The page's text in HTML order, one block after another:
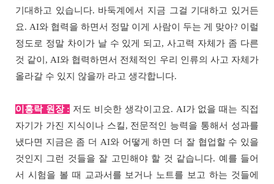
기대하고 있습니다. 바둑계에서 지금 그걸 기대하고 있거든
요. AI와 협력을 하면서 정말 이게 사람이 두는 게 맞아? 이럴
정도로 정말 차이가 날 수 있게 되고, 사고력 자체가 좀 다른
것 같이, AI와 협력하면서 전체적인 우리 인류의 사고 자체가
올라갈 수 있지 않을까 라고 생각합니다.
이홍락 원장 : 저도 비슷한 생각이고요. AI가 없을 때는 직접
자기가 가진 지식이나 스킬, 전문적인 능력을 통해서 성과를
냈다면 지금은 좀 더 AI와 어떻게 하면 더 잘 협업할 수 있을
것인지 그런 것들을 잘 고민해야 할 것 같습니다. 예를 들어
서 시험을 볼 때 교과서를 보거나 노트를 보고 하는 것들에